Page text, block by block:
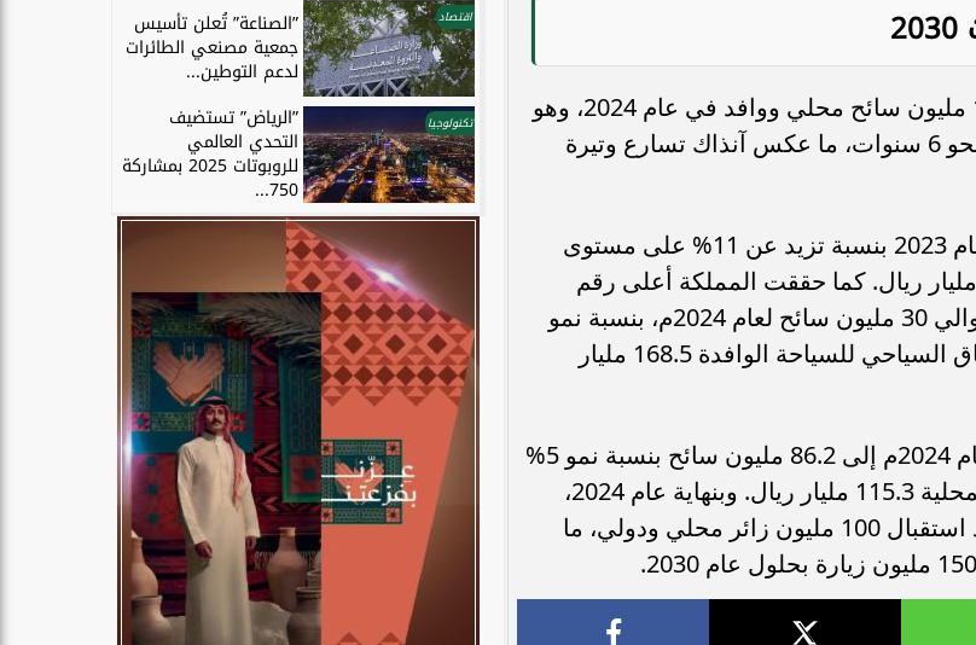
ويُذكر أن المملكة العربية السعودية استقبلت 115.9 مليون سائح محلي ووافد في عام 2024، وهو
رقم تم تحقيقه قبل المستهدف المحدد لعام 2030 بنحو 6 سنوات، ما عكس آنذاك تسارع وتيرة
وتخطت سنة 2024 الأرقام التاريخية المسجلة في عام 2023 بنسبة تزيد عن 11% على مستوى
الإنفاق السياحي الإجمالي، الذي بلغت قيمته 283.8 مليار ريال. كما حققت المملكة أعلى رقم
تاريخي في أعداد السياح الوافدين من الخارج بلغ حوالي 30 مليون سائح لعام 2024م، بنسبة نمو
بلغت 8% مقارنةً بعام 2023م، فيما بلغ إجمالي الإنفاق السياحي للسياحة الوافدة 168.5 مليار
وفي السياق ذاته، وصل عدد السياح المحليين في عام 2024م إلى 86.2 مليون سائح بنسبة نمو 5%
مقارنةً بعام 2023م، وبلغ إجمالي الإنفاق للسياحة المحلية 115.3 مليار ريال. وبنهاية عام 2024،
تجاوزت المملكة هدفها السياحي في رؤية 2030 بعد استقبال 100 مليون زائر محلي ودولي، ما
اقتصاد ”الصناعة” تُعلن تأسيس
جمعية مصنعي الطائرات
لدعم التوطين...
تكنولوجيا ”الرياض” تستضيف
التحدي العالمي
للروبوتات 2025 بمشاركة
750...